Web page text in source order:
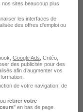
sites beaucoup plus
les interfaces de
des offres d'emploi ou
Google Ads , Critéo,
des publicités pour des
afin d’augmenter vos
de votre navigation, de
ou retirer votre
" en bas de page.